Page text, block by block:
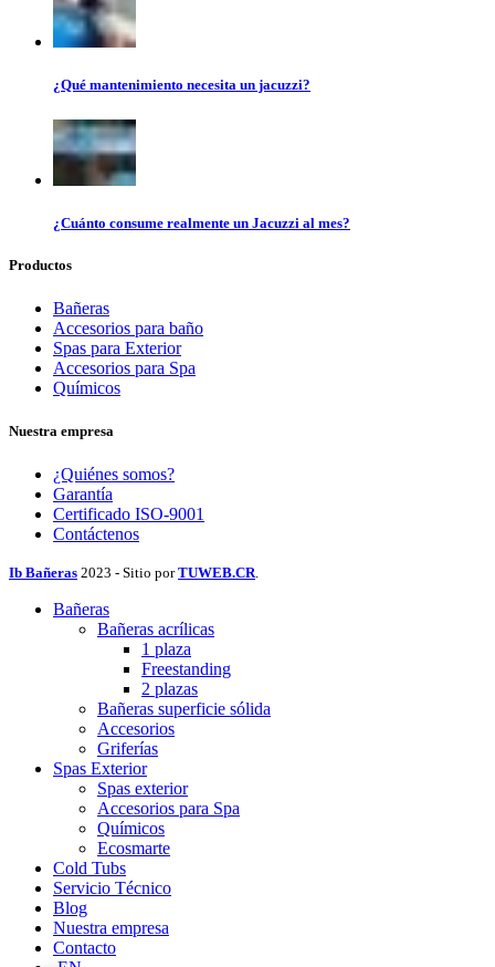
¿Qué mantenimiento necesita un jacuzzi?
¿Cuánto consume realmente un Jacuzzi al mes?
Productos
Bañeras
Accesorios para baño
Spas para Exterior
Accesorios para Spa
Químicos
Nuestra empresa
¿Quiénes somos?
Garantía
Certificado ISO-9001
Contáctenos
Ib Bañeras 2023 - Sitio porTUWEB.CR.
Bañeras
Bañeras acrílicas
1 plaza
Freestanding
2 plazas
Bañeras superficie sólida
Accesorios
Griferías
Spas Exterior
Spas exterior
Accesorios para Spa
Químicos
Ecosmarte
Cold Tubs
Servicio Técnico
Blog
Nuestra empresa
Contacto